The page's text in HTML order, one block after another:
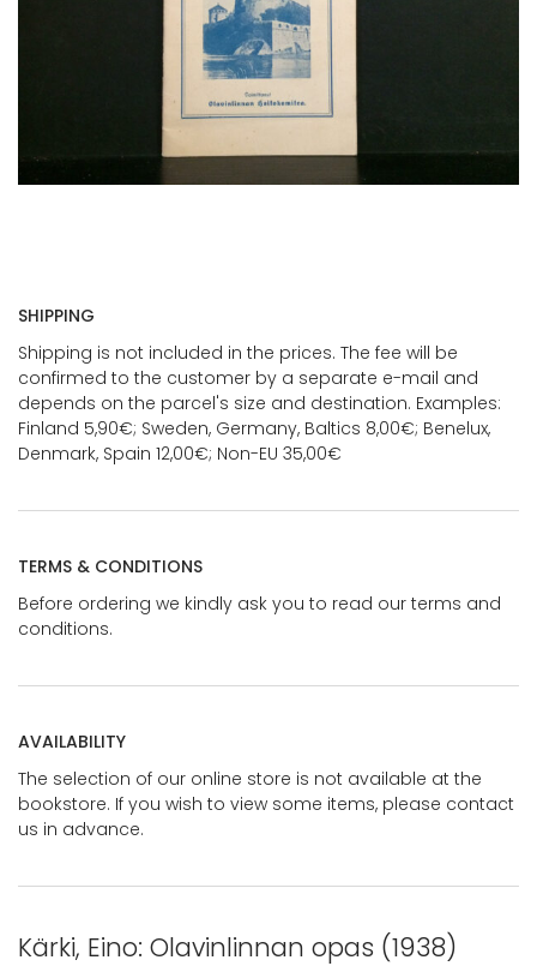
SHIPPING
Shipping is not included in the prices. The fee will be
confirmed to the customer by a separate e-mail and
depends on the parcel's size and destination. Examples:
Finland 5,90€; Sweden, Germany, Baltics 8,00€; Benelux,
Denmark, Spain 12,00€; Non-EU 35,00€
TERMS & CONDITIONS
Before ordering we kindly ask you to read our terms and
conditions.
AVAILABILITY
The selection of our online store is not available at the
bookstore. If you wish to view some items, please contact
us in advance.
Kärki, Eino: Olavinlinnan opas (1938)